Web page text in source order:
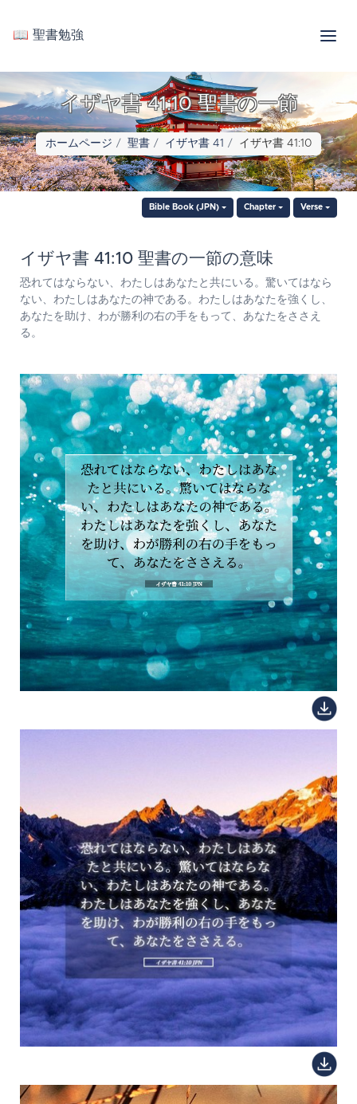
📖 聖書勉強
イザヤ書 41:10 聖書の一節
ホームページ 聖書 イザヤ書 41 イザヤ書 41:10
Bible Book (JPN) Chapter Verse
イザヤ書 41:10 聖書の一節の意味
恐れてはならない、わたしはあなたと共にいる。驚いてはなら
ない、わたしはあなたの神である。わたしはあなたを強くし、
あなたを助け、わが勝利の右の手をもって、あなたをささえ
る。